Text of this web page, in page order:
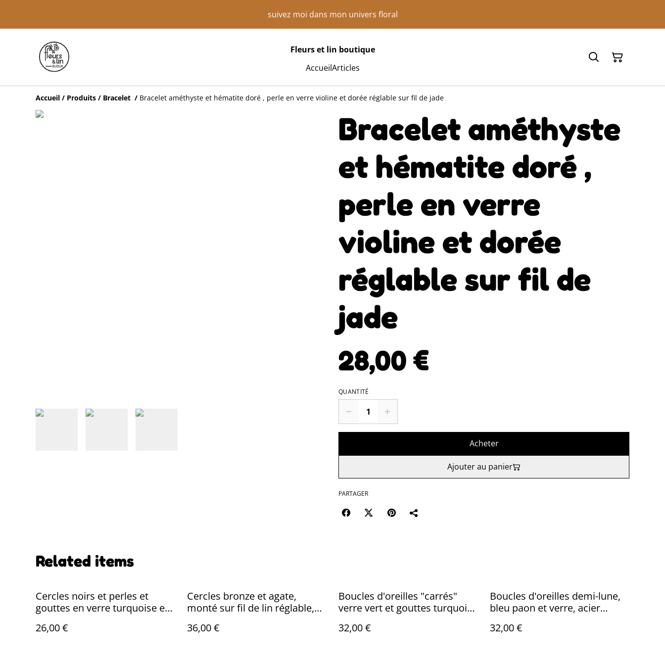
suivez moi dans mon univers floral
Fleurs et lin boutique
AccueilArticles
Accueil / Produits / Bracelet / Bracelet améthyste et hématite doré , perle en verre violine et dorée réglable sur fil de jade
Bracelet améthyste
et hématite doré ,
perle en verre
violine et dorée
réglable sur fil de
jade
28,00 €
QUANTITÉ
Acheter
Ajouter au panier
PARTAGER
Related items
Cercles noirs et perles et
gouttes en verre turquoise et
pièce unique sans nickel
26,00 €
Cercles bronze et agate,
monté sur fil de lin réglable,
36,00 €
Boucles d'oreilles "carrés"
verre vert et gouttes turquoise
nickel, pièce unique
32,00 €
Boucles d'oreilles demi-lune,
bleu paon et verre, acier
pièce unique
32,00 €